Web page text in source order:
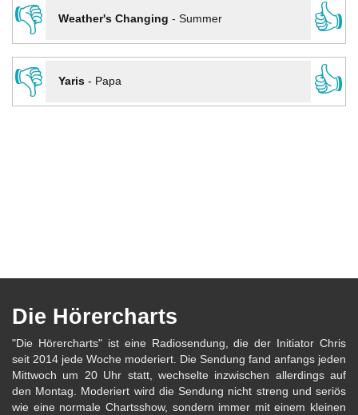
👎
Weather's Changing - Summer
👍
👎
Yaris- Papa 👍
Die Hörercharts
"Die Hörercharts" ist eine Radiosendung, die der Initiator Chris
seit 2014 jede Woche moderiert. Die Sendung fand anfangs jeden
Mittwoch um 20 Uhr statt, wechselte inzwischen allerdings auf
den Montag. Moderiert wird die Sendung nicht streng und seriös
wie eine normale Chartsshow, sondern immer mit einem kleinen